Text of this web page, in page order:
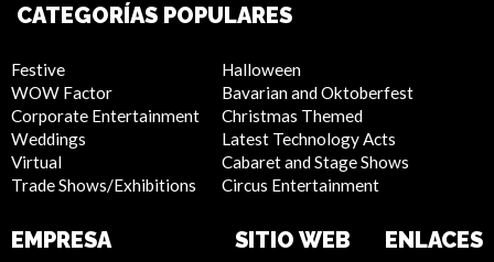
CATEGORÍAS POPULARES
Festive
WOW Factor
Corporate Entertainment
Weddings
Virtual
Trade Shows/Exhibitions
Halloween
Bavarian and Oktoberfest
Christmas Themed
Latest Technology Acts
Cabaret and Stage Shows
Circus Entertainment
EMPRESA SITIO WEB ENLACES